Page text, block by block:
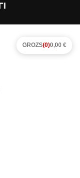
GROZS(0)0,00 €